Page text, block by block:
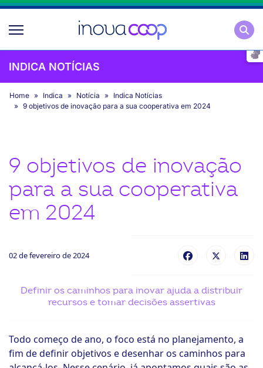
INDICA NOTÍCIAS
Home Indica Notícia
Indica Notícias
9 objetivos de inovação para a sua cooperativa em 2024
9 objetivos de inovação
para a sua cooperativa
em 2024
02 de fevereiro de 2024
Definir os caminhos para inovar ajuda a distribuir
recursos e tomar decisões assertivas
Todo começo de ano, o foco está no planejamento, a
fim de definir objetivos e desenhar os caminhos para